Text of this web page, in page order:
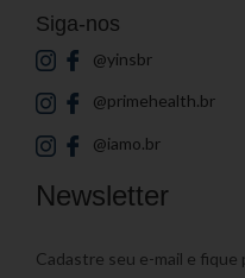
Siga-nos
@yinsbr
@primehealth.br
@iamo.br
Newsletter
Cadastre seu e-mail e